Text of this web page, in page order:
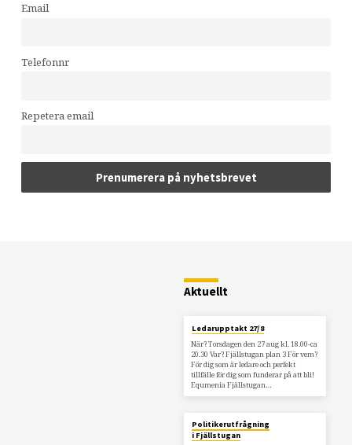
Email
Telefonnr
Repetera email
Aktuellt
Ledarupptakt 27/8
När? Torsdagen den 27 aug kl. 18.00-ca
20.30 Var? Fjällstugan plan 3 För vem?
För dig som är ledare och perfekt
tillfälle för dig som funderar på att bli!
Equmenia Fjällstugan…
Politikerutfrågning
i Fjällstugan